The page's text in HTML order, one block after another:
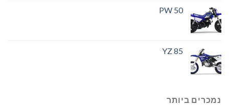
PW 50
YZ 85
נמכרים ביותר